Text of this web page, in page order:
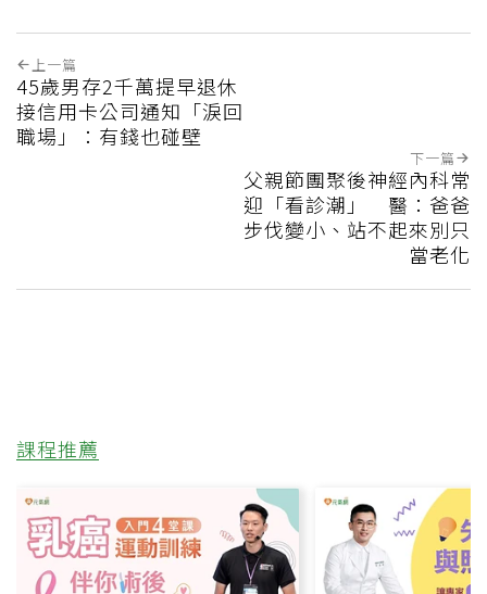
上一篇
45歲男存2千萬提早退休
接信用卡公司通知「淚回
職場」：有錢也碰壁
下一篇
父親節團聚後神經內科常
迎「看診潮」 醫：爸爸
步伐變小、站不起來別只
當老化
課程推薦